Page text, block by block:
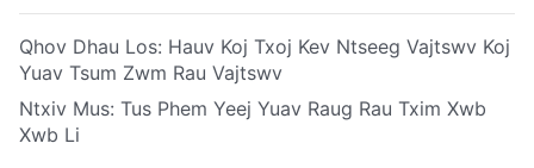
Qhov Dhau Los: Hauv Koj Txoj Kev Ntseeg Vajtswv Koj
Yuav Tsum Zwm Rau Vajtswv
Ntxiv Mus: Tus Phem Yeej Yuav Raug Rau Txim Xwb
Xwb Li